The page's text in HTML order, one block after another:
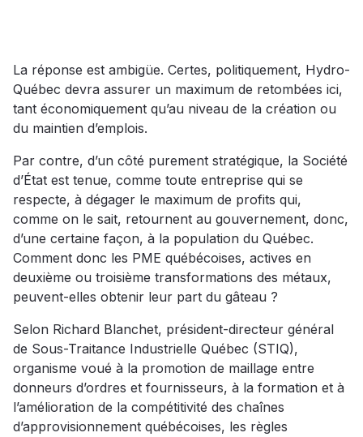
La réponse est ambigüe. Certes, politiquement, Hydro-
Québec devra assurer un maximum de retombées ici,
tant économiquement qu’au niveau de la création ou
du maintien d’emplois.
Par contre, d’un côté purement stratégique, la Société
d’État est tenue, comme toute entreprise qui se
respecte, à dégager le maximum de profits qui,
comme on le sait, retournent au gouvernement, donc,
d’une certaine façon, à la population du Québec.
Comment donc les PME québécoises, actives en
deuxième ou troisième transformations des métaux,
peuvent-elles obtenir leur part du gâteau ?
Selon Richard Blanchet, président-directeur général
de Sous-Traitance Industrielle Québec (STIQ),
organisme voué à la promotion de maillage entre
donneurs d’ordres et fournisseurs, à la formation et à
l’amélioration de la compétitivité des chaînes
d’approvisionnement québécoises, les règles